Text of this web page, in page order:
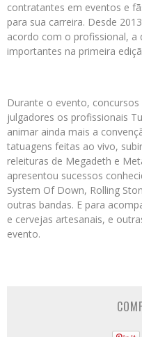
contratantes em eventos e
para sua carreira. Desde
acordo com o profissional, a
importantes na primeira
Durante o evento,
julgadores os profissionais
animar ainda mais a
tatuagens feitas ao vivo,
releituras de Megadeth e
apresentou sucessos
System Of Down, Rolling
outras bandas. E para
e cervejas artesanais, e
evento.